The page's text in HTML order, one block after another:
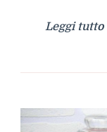
Leggi tutto